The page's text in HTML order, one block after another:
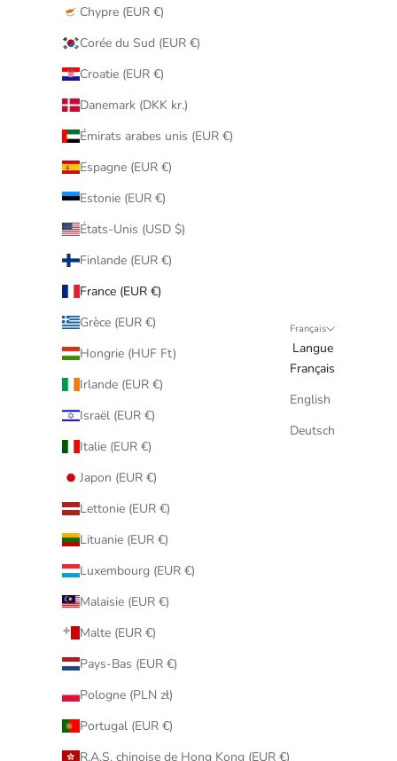
Chypre (EUR €)
Corée du Sud (EUR €)
Croatie (EUR €)
Danemark (DKK kr.)
Émirats arabes unis (EUR €)
Espagne (EUR €)
Estonie (EUR €)
États-Unis (USD $)
Finlande (EUR €)
France (EUR €)
Grèce (EUR €)
Hongrie (HUF Ft)
Irlande (EUR €)
Israël (EUR €)
Italie (EUR €)
Japon (EUR €)
Lettonie (EUR €)
Lituanie (EUR €)
Luxembourg (EUR €)
Malaisie (EUR €)
Malte (EUR €)
Pays-Bas (EUR €)
Pologne (PLN zł)
Portugal (EUR €)
R.A.S. chinoise de Hong Kong (EUR €)
Français
Langue
Français
English
Deutsch